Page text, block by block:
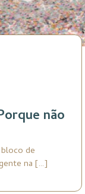
não
de
na […]